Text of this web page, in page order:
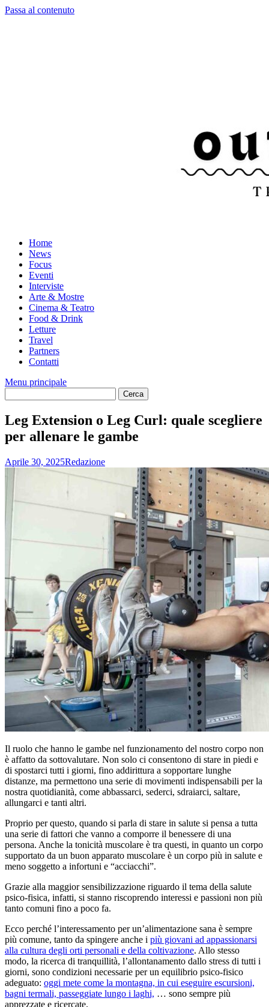
Passa al contenuto
Home
News
Focus
Eventi
Interviste
Arte & Mostre
Cinema & Teatro
Food & Drink
Letture
Travel
Partners
Contatti
Menu principale
Leg Extension o Leg Curl: quale scegliere
per allenare le gambe
Aprile 30, 2025Redazione
Il ruolo che hanno le gambe nel funzionamento del nostro corpo non
è affatto da sottovalutare. Non solo ci consentono di stare in piedi e
di spostarci tutti i giorni, fino addirittura a sopportare lunghe
distanze, ma permettono una serie di movimenti indispensabili per la
nostra quotidianità, come abbassarci, sederci, sdraiarci, saltare,
allungarci e tanti altri.
Proprio per questo, quando si parla di stare in salute si pensa a tutta
una serie di fattori che vanno a comporre il benessere di una
persona. Anche la tonicità muscolare è tra questi, in quanto un corpo
supportato da un buon apparato muscolare è un corpo più in salute e
meno soggetto a infortuni e “acciacchi”.
Grazie alla maggior sensibilizzazione riguardo il tema della salute
psico-fisica, infatti, si stanno riscoprendo interessi e passioni non più
tanto comuni fino a poco fa.
Ecco perché l’interessamento per un’alimentazione sana è sempre
più comune, tanto da spingere anche i più giovani ad appassionarsi
alla cultura degli orti personali e della coltivazione. Allo stesso
modo, la ricerca di tranquillità, l’allontanamento dallo stress di tutti i
giorni, sono condizioni necessarie per un equilibrio psico-fisico
adeguato: oggi mete come la montagna, in cui eseguire escursioni,
bagni termali, passeggiate lungo i laghi, … sono sempre più
apprezzate e ricercate.